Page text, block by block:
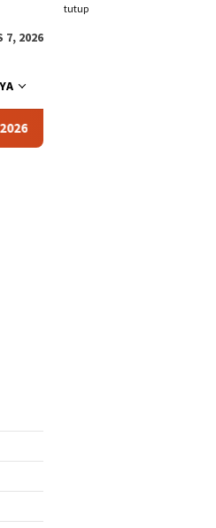
tutup
7, 2026
Mendukung Upaya Membangun